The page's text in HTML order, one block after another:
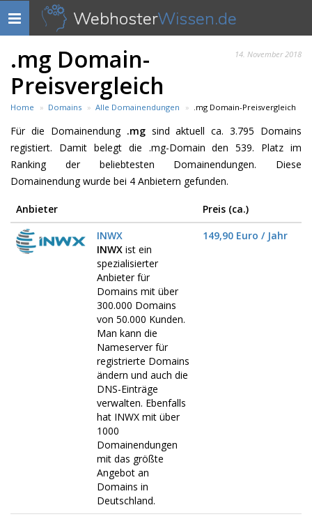
Navigation
anzeigen
WebhosterWissen.de
14. November 2018
.mg Domain-
Preisvergleich
Home Domains Alle Domainendungen .mg Domain-Preisvergleich
Für die Domainendung .mgsind aktuell ca. 3.795 Domains
registiert. Damit belegt die .mg-Domain den 539. Platz im
Ranking der beliebtesten Domainendungen. Diese
Domainendung wurde bei 4 Anbietern gefunden.
Anbieter
Preis (ca.)
INWX
INWX ist ein
spezialisierter
Anbieter für
Domains mit über
300.000 Domains
von 50.000 Kunden.
Man kann die
Nameserver für
registrierte Domains
ändern und auch die
DNS-Einträge
verwalten. Ebenfalls
hat INWX mit über
1000
Domainendungen
mit das größte
Angebot an
Domains in
Deutschland.
149,90 Euro / Jahr